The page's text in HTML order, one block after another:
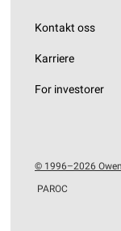
Kontakt oss
Karriere
For investorer
© 1996–2026
PAROC